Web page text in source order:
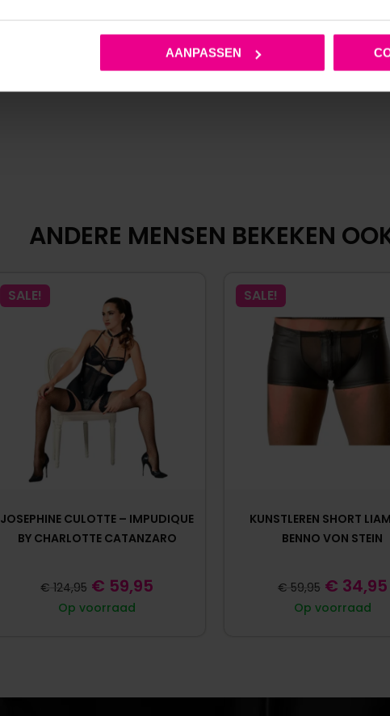
AANPASSEN
54,95
Op voorraad
€ 49,95
ANDERE MENSEN BEKEKEN
SALE!
JOSEPHINE CULOTTE – IMPUDIQUE
BY CHARLOTTE CATANZARO
Op voorraad
€ 124,95 € 59,95
SALE!
KUNSTLEREN SHORT
BENNO VON STEIN
Op voorraad
€ 59,95 € 34,95